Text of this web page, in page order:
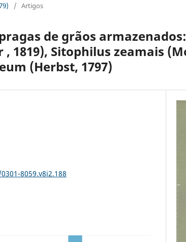
/ Artigos
de grãos
1819), Sitophilus zeamais
(Herbst, 1797)
8059.v8i2.188